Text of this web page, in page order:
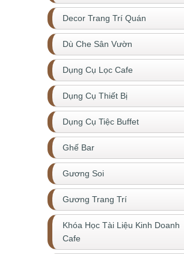
Decor Trang Trí Quán
Dù Che Sân Vườn
Dụng Cụ Lọc Cafe
Dụng Cụ Thiết Bị
Dụng Cụ Tiệc Buffet
Ghế Bar
Gương Soi
Gương Trang Trí
Khóa Học Tài Liệu Kinh Doanh
Cafe